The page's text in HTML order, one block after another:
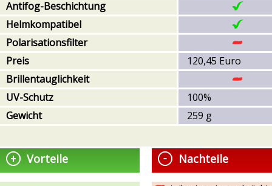
Antifog-Beschichtung
Helmkompatibel
Polarisationsfilter
Preis
120,45 Euro
Brillentauglichkeit
UV-Schutz
100%
Gewicht
259 g
Vorteile Nachteile